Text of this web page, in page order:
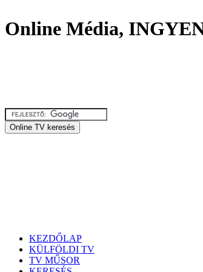
Online Média,
KEZDŐLAP
KÜLFÖLDI TV
TV MŰSOR